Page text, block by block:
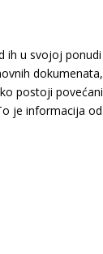
u svojoj
postoji
je informacija